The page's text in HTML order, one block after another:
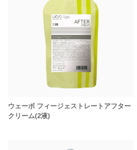
ウェーボ フィージェストレートアフター
クリーム(2液)